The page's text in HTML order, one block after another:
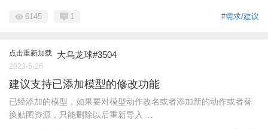
#需求/建议
6145 1
点击重新加载 大乌龙球#3504
2023-5-26
建议支持已添加模型的修改功能
已经添加的模型，如果要对模型动作改名或者添加新的动作或者替
换贴图资源，只能删除以后重新导入 ...